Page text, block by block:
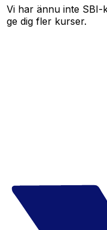
Vi har ännu inte
ge dig fler kurser.